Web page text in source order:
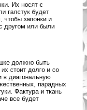
Их носят с
галстук будет
чтобы запонки и
другом или были
должно быть
стоит долго и со
в диагональную
парадных
Фактура и ткань
все будет